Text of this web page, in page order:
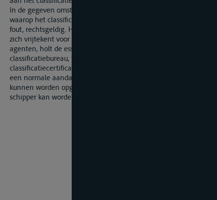
In de gegeven omstandigheden is het exoneratiebeding
waarop het classificatiebureau zich beroept uit hoofde van de
fout, rechtsgeldig. Het enkele feit dat het classificatiebureau
zich vrijtekent voor de lichte fouten van haar personeel of
agenten, holt de essentiële verbintenis van het
classificatiebureau, t.w. het afleveren van een
classificatiecertificaat na het uitvoeren van een inspectie op
een normale aandachtige wijze zodat eventuele gebreken
kunnen worden opgespoord en deze informatie aan de
schipper kan worde medegedeeld, niet uit.